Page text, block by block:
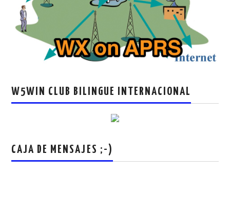
W5WIN CLUB BILINGUE INTERNACIONAL
CAJA DE MENSAJES ;-)